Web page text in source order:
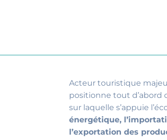
Acteur touristique
positionne tout d’abord
sur laquelle s’appuie
énergétique,
l’exportation des